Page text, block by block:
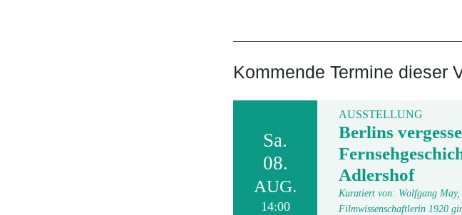
Kommende Termine dieser
Sa.
08.
AUG.
14:00
AUSSTELLUNG
Berlins
Adlershof
Kuratiert von: Wolfgang
Filmwissenschaftlerin 1920